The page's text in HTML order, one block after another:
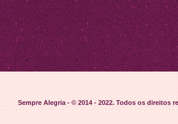
Sempre Alegria - © 2014 - 2022. Todos os direitos